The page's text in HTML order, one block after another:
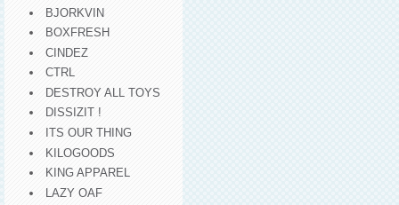
BJORKVIN
BOXFRESH
CINDEZ
CTRL
DESTROY ALL TOYS
DISSIZIT !
ITS OUR THING
KILOGOODS
KING APPAREL
LAZY OAF